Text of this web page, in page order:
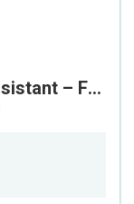
操作助理 - 前線 (Operation Assistant – Frontline)